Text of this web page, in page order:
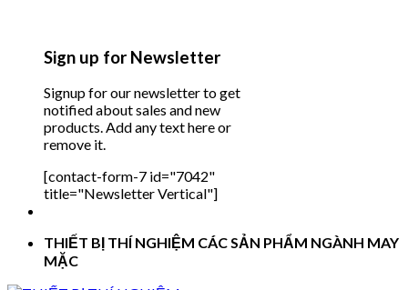
Sign up for Newsletter
Signup for our newsletter to get
notified about sales and new
products. Add any text here or
remove it.
[contact-form-7 id="7042"
title="Newsletter Vertical"]
THIẾT BỊ THÍ NGHIỆM CÁC SẢN PHẨM NGÀNH MAY
MẶC